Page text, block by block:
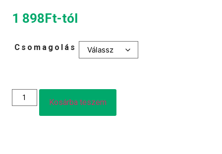
1 898Ft-tól
Csomagolás
Kosárba teszem